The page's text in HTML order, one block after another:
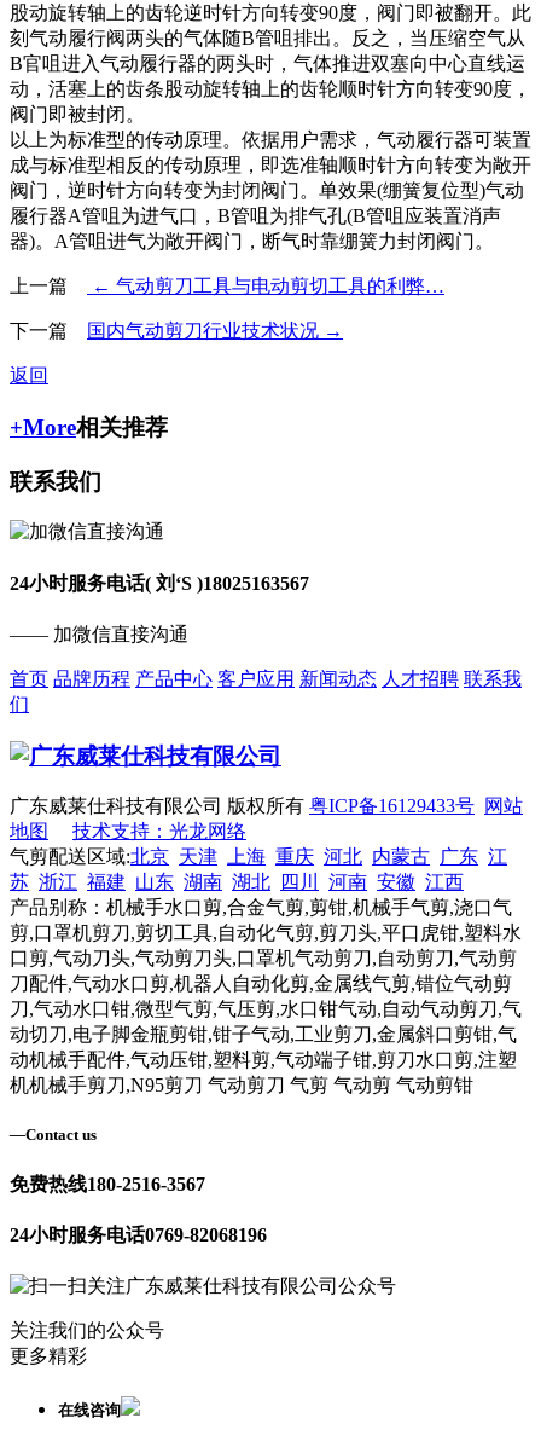
股动旋转轴上的齿轮逆时针方向转变90度，阀门即被翻开。此
刻气动履行阀两头的气体随B管咀排出。反之，当压缩空气从
B官咀进入气动履行器的两头时，气体推进双塞向中心直线运
动，活塞上的齿条股动旋转轴上的齿轮顺时针方向转变90度，
阀门即被封闭。
以上为标准型的传动原理。依据用户需求，气动履行器可装置
成与标准型相反的传动原理，即选准轴顺时针方向转变为敞开
阀门，逆时针方向转变为封闭阀门。单效果(绷簧复位型)气动
履行器A管咀为进气口，B管咀为排气孔(B管咀应装置消声
器)。A管咀进气为敞开阀门，断气时靠绷簧力封闭阀门。
上一篇 ← 气动剪刀工具与电动剪切工具的利弊…
下一篇 国内气动剪刀行业技术状况 →
返回
+More相关推荐
联系我们
24小时服务电话( 刘‘S )18025163567
—— 加微信直接沟通
首页 品牌历程 产品中心 客户应用 新闻动态 人才招聘 联系我
们
广东威莱仕科技有限公司 版权所有 粤ICP备16129433号 网站
地图
技术支持：光龙网络
气剪配送区域:北京 天津 上海 重庆 河北 内蒙古 广东 江
苏 浙江 福建 山东 湖南 湖北 四川 河南 安徽 江西
产品别称：机械手水口剪,合金气剪,剪钳,机械手气剪,浇口气
剪,口罩机剪刀,剪切工具,自动化气剪,剪刀头,平口虎钳,塑料水
口剪,气动刀头,气动剪刀头,口罩机气动剪刀,自动剪刀,气动剪
刀配件,气动水口剪,机器人自动化剪,金属线气剪,错位气动剪
刀,气动水口钳,微型气剪,气压剪,水口钳气动,自动气动剪刀,气
动切刀,电子脚金瓶剪钳,钳子气动,工业剪刀,金属斜口剪钳,气
动机械手配件,气动压钳,塑料剪,气动端子钳,剪刀水口剪,注塑
机机械手剪刀,N95剪刀 气动剪刀 气剪 气动剪 气动剪钳
—Contact us
免费热线180-2516-3567
24小时服务电话0769-82068196
关注我们的公众号
更多精彩
在线咨询